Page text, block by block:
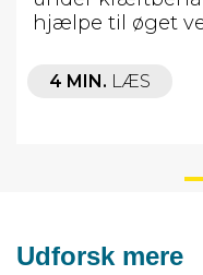
hjælpe til øget
4 MIN. LÆS
Udforsk mere